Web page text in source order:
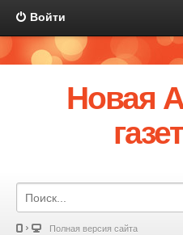
Войти
Новая
Полная версия сайта